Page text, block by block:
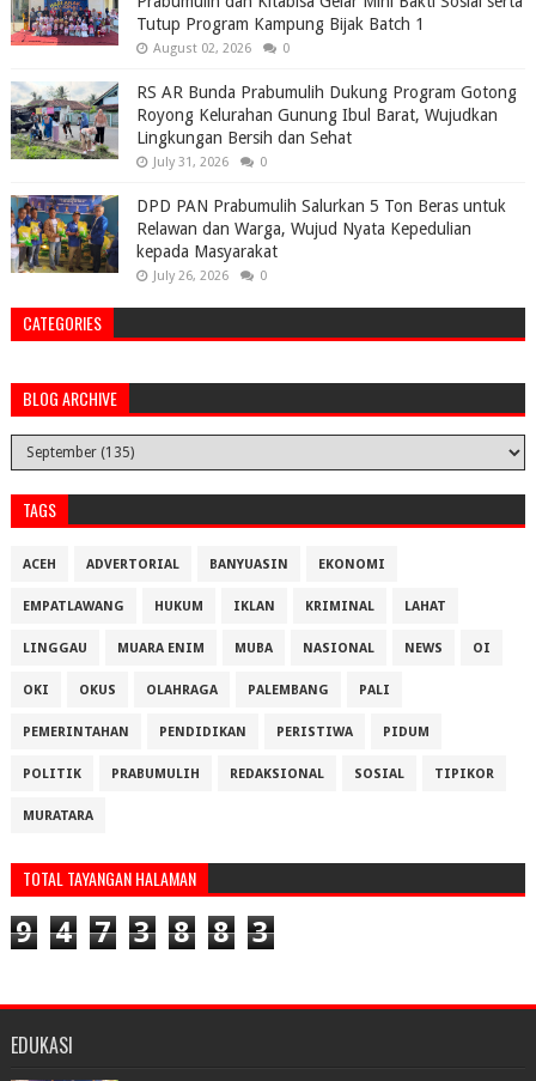
Tutup Program Kampung Bijak Batch 1
August 02, 2026 0
RS AR Bunda Prabumulih Dukung Program Gotong
Royong Kelurahan Gunung Ibul Barat, Wujudkan
Lingkungan Bersih dan Sehat
July 31, 2026 0
DPD PAN Prabumulih Salurkan 5 Ton Beras untuk
Relawan dan Warga, Wujud Nyata Kepedulian
kepada Masyarakat
July 26, 2026 0
CATEGORIES
BLOG ARCHIVE
TAGS
ACEH ADVERTORIAL BANYUASIN EKONOMI
EMPATLAWANG HUKUM IKLAN KRIMINAL LAHAT
LINGGAU MUARA ENIM MUBA NASIONAL NEWS OI
OKI OKUS OLAHRAGA PALEMBANG PALI
PEMERINTAHAN PENDIDIKAN PERISTIWA PIDUM
POLITIK PRABUMULIH REDAKSIONAL SOSIAL TIPIKOR
MURATARA
TOTAL TAYANGAN HALAMAN
9 4 7 3 8 8 3
EDUKASI